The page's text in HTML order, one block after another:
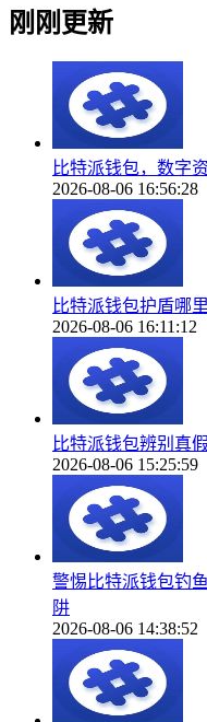
刚刚更新
比特派钱包，数字
2026-08-06 16:56:28
比特派钱包护盾哪
2026-08-06 16:11:12
比特派钱包辨别真
2026-08-06 15:25:59
警惕比特派钱包钓
阱
2026-08-06 14:38:52